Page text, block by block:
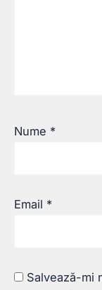
Nume *
Email *
Salvează-mi